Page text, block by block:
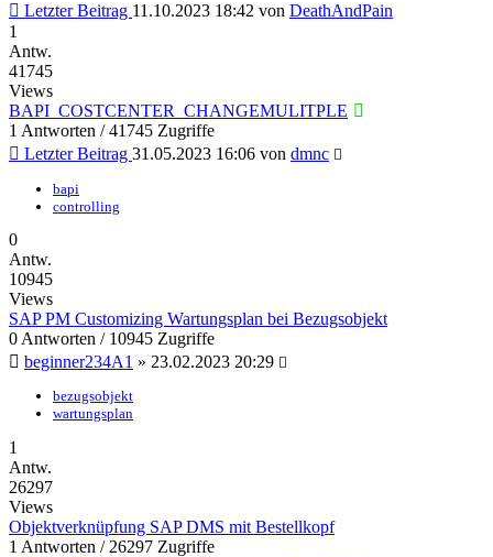
Letzter Beitrag 11.10.2023 18:42 von DeathAndPain
1
Antw.
41745
Views
BAPI_COSTCENTER_CHANGEMULITPLE
1 Antworten / 41745 Zugriffe
Letzter Beitrag 31.05.2023 16:06 von dmnc
bapi
controlling
0
Antw.
10945
Views
SAP PM Customizing Wartungsplan bei Bezugsobjekt
0 Antworten / 10945 Zugriffe
beginner234A1 » 23.02.2023 20:29
bezugsobjekt
wartungsplan
1
Antw.
26297
Views
Objektverknüpfung SAP DMS mit Bestellkopf
1 Antworten / 26297 Zugriffe